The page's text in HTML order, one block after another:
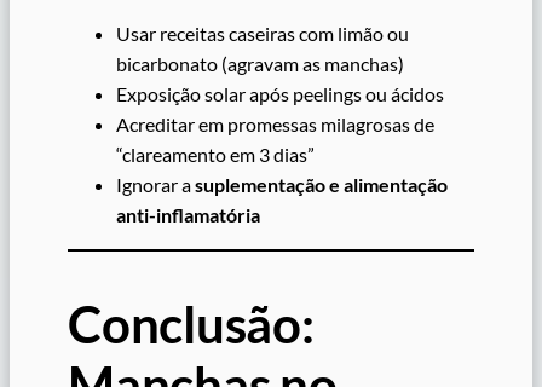
Usar receitas caseiras com limão ou
bicarbonato (agravam as manchas)
Exposição solar após peelings ou ácidos
Acreditar em promessas milagrosas de
“clareamento em 3 dias”
Ignorar asuplementação e alimentação
anti-inflamatória
Conclusão: